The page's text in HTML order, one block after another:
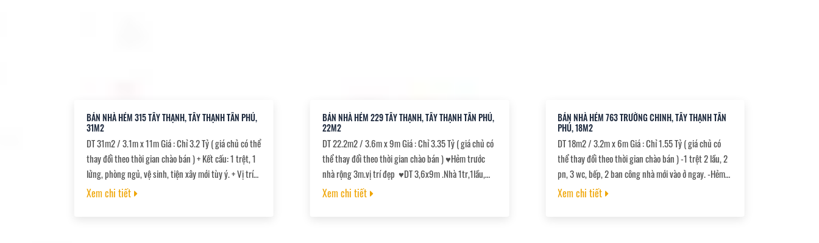
BÁN NHÀ HẺM 315 TÂY THẠNH, TÂY THẠNH TÂN PHÚ,
31M2
DT 31m2 / 3.1m x 11m Giá : Chỉ 3.2 Tỷ ( giá chủ có thể
thay đổi theo thời gian chào bán ) + Kết cấu: 1 trệt, 1
lửng, phòng ngủ, vệ sinh, tiện xây mới tùy ý. + Vị trí
gần siêu thị AEON Tân Phú, Lê Trọng Tấn, trường học
Xem chi tiết
BÁN NHÀ HẺM 229 TÂY THẠNH, TÂY THẠNH TÂN PHÚ,
22M2
DT 22.2m2 / 3.6m x 9m Giá : Chỉ 3.35 Tỷ ( giá chủ có
thể thay đổi theo thời gian chào bán ) ♥️Hẻm trước
nhà rộng 3m.vị trí đẹp ♥️DT 3,6x9m .Nhà 1tr,1lầu,
2pn, 2wc ????????Nhà đẹp hoàn công đầy đủ
Xem chi tiết
BÁN NHÀ HẺM 763 TRƯỜNG CHINH, TÂY THẠNH TÂN
PHÚ, 18M2
DT 18m2 / 3.2m x 6m Giá : Chỉ 1.55 Tỷ ( giá chủ có
thể thay đổi theo thời gian chào bán ) -1 trệt 2 lầu, 2
pn, 3 wc, bếp, 2 ban công nhà mới vào ở ngay. -Hẻm
hơn 2m, vị trí đẹp Giáp Tân Bình, Gò Vấp thuận tiện
Xem chi tiết